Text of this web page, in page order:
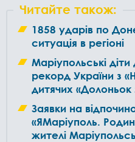
Читайте також:
1858 ударів по
ситуація в регіоні
Маріупольські
рекорд України з
дитячих «Долоньок
Заявки на
«ЯМаріуполь.
жителі